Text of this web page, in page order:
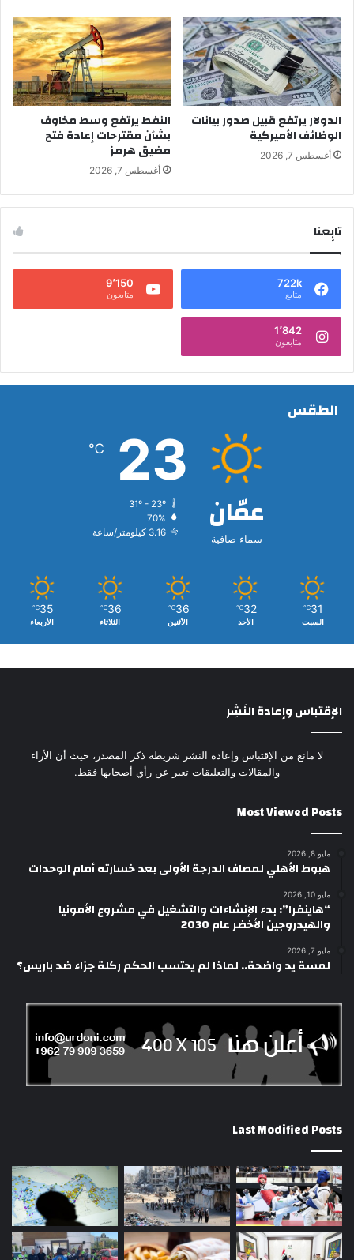
الدولار يرتفع قبيل صدور بيانات
الوظائف الأميركية
أغسطس 7, 2026
النفط يرتفع وسط مخاوف
بشأن مقترحات إعادة فتح
مضيق هرمز
أغسطس 7, 2026
تابِعنا
722k
متابع
9٬150
متابعون
1٬842
متابعون
الطقس
عمّان
سماء صافية
23
℃
31º - 23º
70%
3.16 كيلومتر/ساعة
31
℃
السبت
32
℃
الأحد
36
℃
الأثنين
36
℃
الثلاثاء
35
℃
الأربعاء
الإقتباس وإعادة النَشِر
لا مانع من الإقتباس وإعادة النشر شريطة ذكر المصدر، حيث أن الأراء
والمقالات والتعليقات تعبر عن رأي أصحابها فقط.
Most Viewed Posts
مايو 8, 2026
هبوط الأهلي لمصاف الدرجة الأولى بعد خسارته أمام الوحدات
مايو 10, 2026
“هاينفرا”: بدء الإنشاءات والتشغيل في مشروع الأمونيا
والهيدروجين الأخضر عام 2030
مايو 7, 2026
لمسة يد واضحة.. لماذا لم يحتسب الحكم ركلة جزاء ضد باريس؟
Last Modified Posts